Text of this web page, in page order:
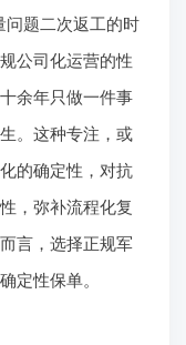
题二次返工的时
公司化运营的性
余年只做一件事
。这种专注，或
的确定性，对抗
，弥补流程化复
言，选择正规军
定性保单。